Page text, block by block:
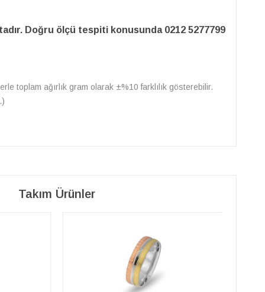
Doğru ölçü tespiti konusunda 0212 5277799
toplam ağırlık gram olarak ±%10 farklılık gösterebilir.
Takım Ürünler